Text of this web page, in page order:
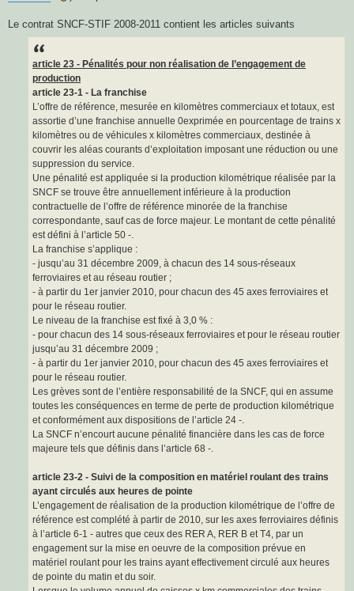
a
e
Le contrat SNCF-STIF 2008-2011 contient les articles suivants
article 23 - Pénalités pour non réalisation de l’engagement de
production
article 23-1 - La franchise
L’offre de référence, mesurée en kilomètres commerciaux et totaux, est
assortie d’une franchise annuelle 0exprimée en pourcentage de trains x
kilomètres ou de véhicules x kilomètres commerciaux, destinée à
couvrir les aléas courants d’exploitation imposant une réduction ou une
suppression du service.
Une pénalité est appliquée si la production kilométrique réalisée par la
SNCF se trouve être annuellement inférieure à la production
contractuelle de l’offre de référence minorée de la franchise
correspondante, sauf cas de force majeur. Le montant de cette pénalité
est défini à l’article 50 -.
La franchise s’applique :
- jusqu’au 31 décembre 2009, à chacun des 14 sous-réseaux
ferroviaires et au réseau routier ;
- à partir du 1er janvier 2010, pour chacun des 45 axes ferroviaires et
pour le réseau routier.
Le niveau de la franchise est fixé à 3,0 % :
- pour chacun des 14 sous-réseaux ferroviaires et pour le réseau routier
jusqu’au 31 décembre 2009 ;
- à partir du 1er janvier 2010, pour chacun des 45 axes ferroviaires et
pour le réseau routier.
Les grèves sont de l’entière responsabilité de la SNCF, qui en assume
toutes les conséquences en terme de perte de production kilométrique
et conformément aux dispositions de l’article 24 -.
La SNCF n’encourt aucune pénalité financière dans les cas de force
majeure tels que définis dans l’article 68 -.
article 23-2 - Suivi de la composition en matériel roulant des trains
ayant circulés aux heures de pointe
L’engagement de réalisation de la production kilométrique de l’offre de
référence est complété à partir de 2010, sur les axes ferroviaires définis
à l’article 6-1 - autres que ceux des RER A, RER B et T4, par un
engagement sur la mise en oeuvre de la composition prévue en
matériel roulant pour les trains ayant effectivement circulé aux heures
de pointe du matin et du soir.